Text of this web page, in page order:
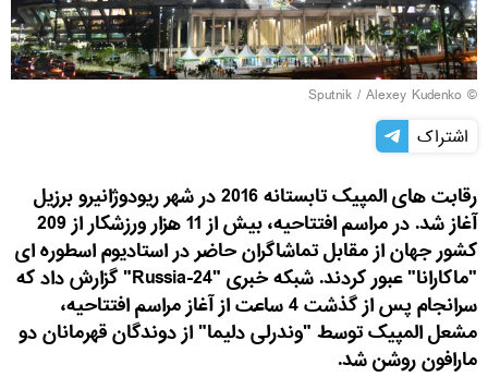
© Sputnik / Alexey Kudenko
اشتراک
رقابت های المپیک تابستانه 2016 در شهر ریودوژانیرو برزیل
آغاز شد. در مراسم افتتاحیه، بیش از 11 هزار ورزشکار از 209
کشور جهان از مقابل تماشاگران حاضر در استادیوم اسطوره ای
"ماکارانا" عبور کردند. شبکه خبری "Russia-24" گزارش داد که
سرانجام پس از گذشت 4 ساعت از آغاز مراسم افتتاحیه،
مشعل المپیک توسط "وندرلی دلیما" از دوندگان قهرمانان دو
مارافون روشن شد.